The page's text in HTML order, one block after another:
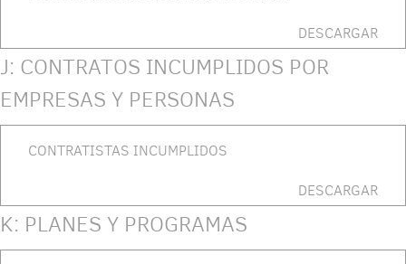
DESCARGAR
J: CONTRATOS INCUMPLIDOS POR
EMPRESAS Y PERSONAS
CONTRATISTAS INCUMPLIDOS
DESCARGAR
K: PLANES Y PROGRAMAS